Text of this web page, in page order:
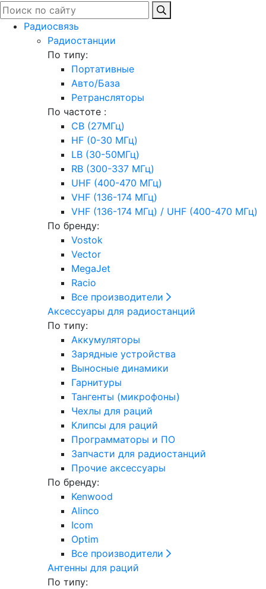
Радиосвязь
Радиостанции
По типу:
Портативные
Авто/База
Ретрансляторы
По частоте :
CB (27МГц)
HF (0-30 МГц)
LB (30-50МГц)
RB (300-337 МГц)
UHF (400-470 МГц)
VHF (136-174 МГц)
VHF (136-174 МГц) / UHF (400-470 МГц)
По бренду:
Vostok
Vector
MegaJet
Racio
Все производители
Аксессуары для радиостанций
По типу:
Аккумуляторы
Зарядные устройства
Выносные динамики
Гарнитуры
Тангенты (микрофоны)
Чехлы для раций
Клипсы для раций
Программаторы и ПО
Запчасти для радиостанций
Прочие аксессуары
По бренду:
Kenwood
Alinco
Icom
Optim
Все производители
Антенны для раций
По типу: